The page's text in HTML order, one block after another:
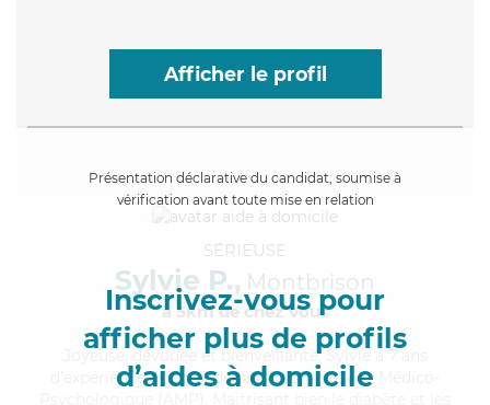
Afficher le profil
Présentation déclarative du candidat, soumise à
vérification avant toute mise en relation
Inscrivez-vous pour
afficher plus de profils
d’aides à domicile
SÉRIEUSE
Sylvie P., Montbrison
à 5km de chez Vous
, dévouée et bienveillante, Sylvie a 7 ans
d'expérience et possède un diplôme d'Aide Médico-